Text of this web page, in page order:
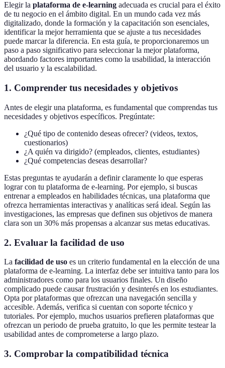
Elegir la plataforma de e-learning adecuada es crucial para el éxito
de tu negocio en el ámbito digital. En un mundo cada vez más
digitalizado, donde la formación y la capacitación son esenciales,
identificar la mejor herramienta que se ajuste a tus necesidades
puede marcar la diferencia. En esta guía, te proporcionaremos un
paso a paso significativo para seleccionar la mejor plataforma,
abordando factores importantes como la usabilidad, la interacción
del usuario y la escalabilidad.
1. Comprender tus necesidades y objetivos
Antes de elegir una plataforma, es fundamental que comprendas tus
necesidades y objetivos específicos. Pregúntate:
¿Qué tipo de contenido deseas ofrecer? (videos, textos,
cuestionarios)
¿A quién va dirigido? (empleados, clientes, estudiantes)
¿Qué competencias deseas desarrollar?
Estas preguntas te ayudarán a definir claramente lo que esperas
lograr con tu plataforma de e-learning. Por ejemplo, si buscas
entrenar a empleados en habilidades técnicas, una plataforma que
ofrezca herramientas interactivas y analíticas será ideal. Según las
investigaciones, las empresas que definen sus objetivos de manera
clara son un 30% más propensas a alcanzar sus metas educativas.
2. Evaluar la facilidad de uso
La facilidad de uso es un criterio fundamental en la elección de una
plataforma de e-learning. La interfaz debe ser intuitiva tanto para los
administradores como para los usuarios finales. Un diseño
complicado puede causar frustración y desinterés en los estudiantes.
Opta por plataformas que ofrezcan una navegación sencilla y
accesible. Además, verifica si cuentan con soporte técnico y
tutoriales. Por ejemplo, muchos usuarios prefieren plataformas que
ofrezcan un periodo de prueba gratuito, lo que les permite testear la
usabilidad antes de comprometerse a largo plazo.
3. Comprobar la compatibilidad técnica